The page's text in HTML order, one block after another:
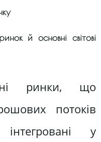
й основні світові
ринки, що
потоків
у